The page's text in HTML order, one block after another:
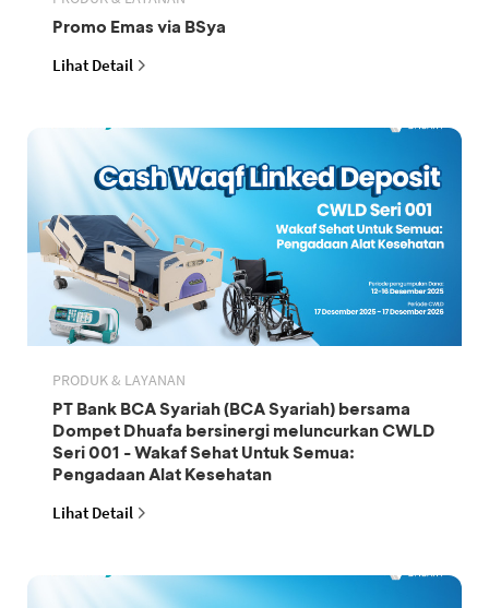
Promo Emas via BSya
Lihat Detail
PRODUK & LAYANAN
PT Bank BCA Syariah (BCA Syariah) bersama
Dompet Dhuafa bersinergi meluncurkan CWLD
Seri 001 - Wakaf Sehat Untuk Semua:
Pengadaan Alat Kesehatan
Lihat Detail